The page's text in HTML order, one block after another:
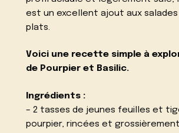
est un excellent ajout aux
plats.
Voici une recette simple à
de Pourpier et Basilic.
Ingrédients :
– 2 tasses de jeunes feuilles et
pourpier, rincées et